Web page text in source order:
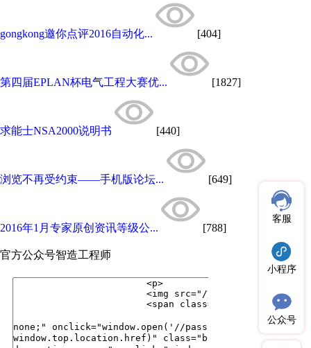
gongkong邀你点评2016自动化... [404]
第四届EPLAN杯电气工程大赛优... [1827]
求能士NSA2000说明书 [440]
浏览不再受约束——手机版论坛... [649]
2016年1月专家原创资讯等级公... [788]
官方公众号智造工程师
客服
小程序
公众号